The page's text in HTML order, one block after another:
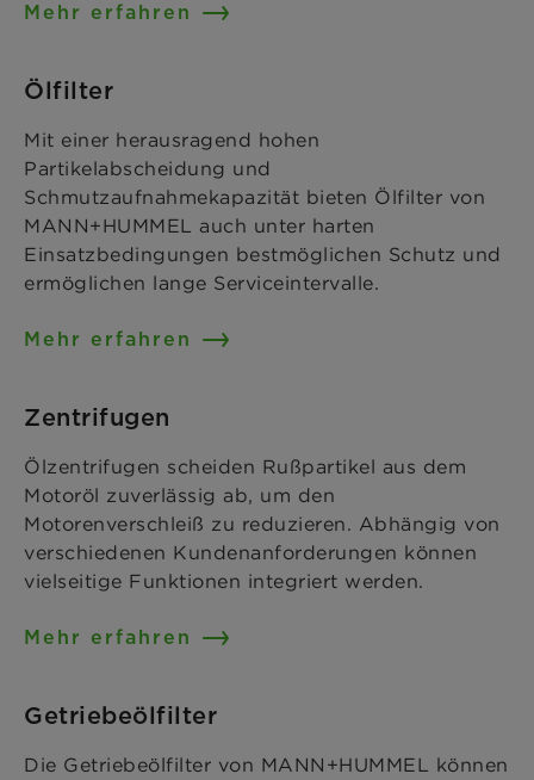
Mehr erfahren
Ölfilter
Mit einer herausragend hohen
Partikelabscheidung und
Schmutzaufnahmekapazität bieten Ölfilter von
MANN+HUMMEL auch unter harten
Einsatzbedingungen bestmöglichen Schutz und
ermöglichen lange Serviceintervalle.
Mehr erfahren
Zentrifugen
Ölzentrifugen scheiden Rußpartikel aus dem
Motoröl zuverlässig ab, um den
Motorenverschleiß zu reduzieren. Abhängig von
verschiedenen Kundenanforderungen können
vielseitige Funktionen integriert werden.
Mehr erfahren
Getriebeölfilter
Die Getriebeölfilter von MANN+HUMMEL können